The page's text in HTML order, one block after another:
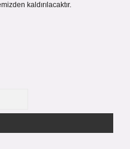
kaldırılacaktır.